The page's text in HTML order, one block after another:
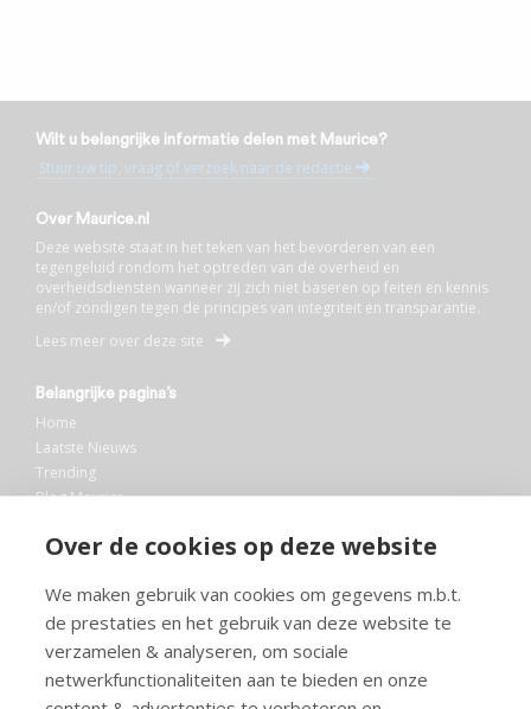
Over de cookies op deze website
We maken gebruik van cookies om gegevens m.b.t.
de prestaties en het gebruik van deze website te
verzamelen & analyseren, om sociale
netwerkfunctionaliteiten aan te bieden en onze
Wilt u belangrijke informatie delen met Maurice?
Stuur uw tip, vraag of verzoek naar de redactie
Over Maurice.nl
Deze website staat in het teken van het bevorderen van een
tegengeluid rondom het optreden van de overheid en
overheidsdiensten wanneer zij zich niet baseren op feiten en kennis
en/of zondigen tegen de principes van integriteit en transparantie.
Lees meer over deze site
Belangrijke pagina’s
Home
Laatste Nieuws
Trending
Blog Maurice
Bibliotheek
Info en service
FAQ
Doneren
Privacy